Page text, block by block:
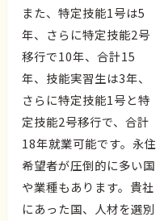
また、特定技能1号は5
年、さらに特定技能2号
移行で10年、合計15
年、技能実習生は3年、
さらに特定技能1号と特
定技能2号移行で、合計
18年就業可能です。永住
希望者が圧倒的に多い国
や業種もあります。貴社
にあった国、人材を選別